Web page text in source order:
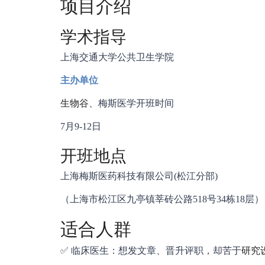
学术指导
上海交通大学公共卫生学院
主办单位
生物谷 、梅斯医学开班时间
7月9-12日
开班地点
上海梅斯医药科技有限公司(松江分部)
（上海市松江区九亭镇莘砖公路518号34栋18层）
适合人群
✅ 临床医生：想发文章、晋升评职，却苦于研究